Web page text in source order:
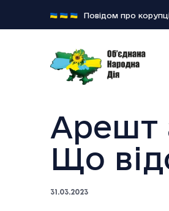
Повідом про
Арешт
Що
31.03.2023